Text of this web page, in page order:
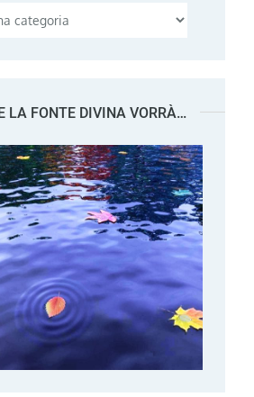
LA FONTE DIVINA VORRÀ…